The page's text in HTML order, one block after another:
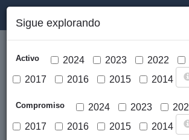
Sigue explorando
Activo 2024 2023 2022
2017
2016 2015 2014
Compromiso 2024 2023
2017
2016 2015 2014